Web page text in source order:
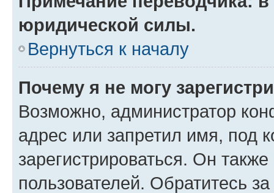
юридической силы.
Вернуться к началу
Почему я не могу
Возможно, администратор
адрес или запретил имя, под
зарегистрироваться. Он
пользователей. Обратитесь